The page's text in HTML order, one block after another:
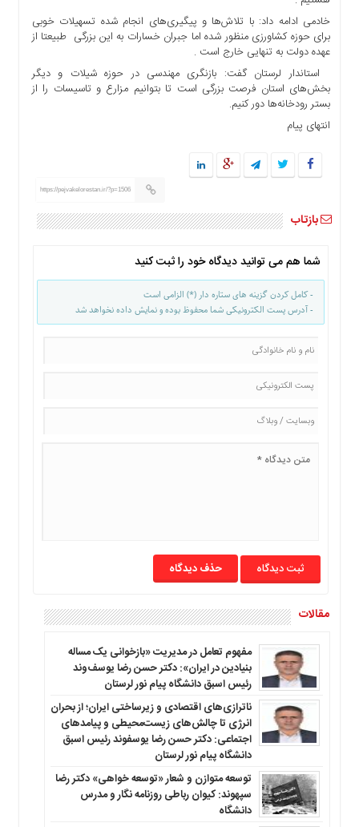
درباره
چند
ارتباط
درباره
خادمی ادامه داد: با تلاش‌ها و پیگیری‌های انجام شده تسهیلات خوبی
برای حوزه کشاورزی منظور شده اما جبران خسارات به این بزرگی طبیعتا از
عهده دولت به تنهایی خارج است .
استاندار لرستان گفت: بازنگری مهندسی در حوزه شیلات و دیگر
بخش‌های استان فرصت بزرگی است تا بتوانیم مزارع و تاسیسات را از
بستر رودخانه‌ها دور کنیم.
انتهای پیام
https://pejvakelorestan.ir/?p=1506
بازتاب
شما هم می توانید دیدگاه خود را ثبت کنید
- کامل کردن گزینه های ستاره دار (*) الزامی است
- آدرس پست الکترونیکی شما محفوظ بوده و نمایش داده نخواهد شد
حذف دیدگاه
مقالات
مفهوم تعامل در مدیریت «بازخوانی یک مساله
بنیادین در ایران»: دکتر حسن رضا یوسف‌وند
رئیس اسبق دانشگاه پیام نور لرستان
ناترازی‌های اقتصادی و زیرساختی ایران؛ از بحران
انرژی تا چالش‌های زیست‌محیطی و پیامدهای
اجتماعی: دکتر حسن رضا یوسفوند رئیس اسبق
دانشگاه پیام نور لرستان
توسعه متوازن و شعار «توسعه خواهی» دکتر رضا
سپهوند: کیوان رباطی روزنامه نگار و مدرس
دانشگاه